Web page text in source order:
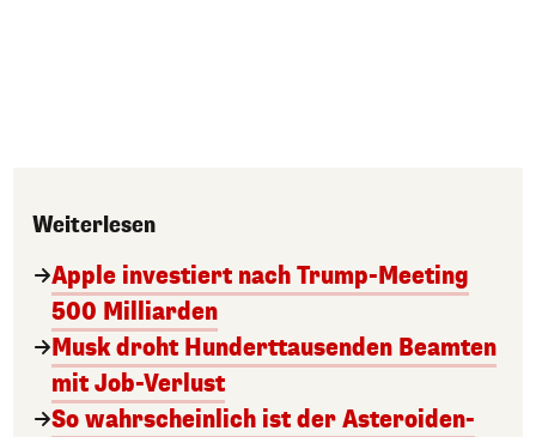
Weiterlesen
Apple investiert nach Trump-Meeting
500 Milliarden
Musk droht Hunderttausenden Beamten
mit Job-Verlust
So wahrscheinlich ist der Asteroiden-